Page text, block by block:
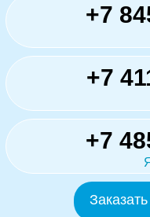
+7
+7
+7